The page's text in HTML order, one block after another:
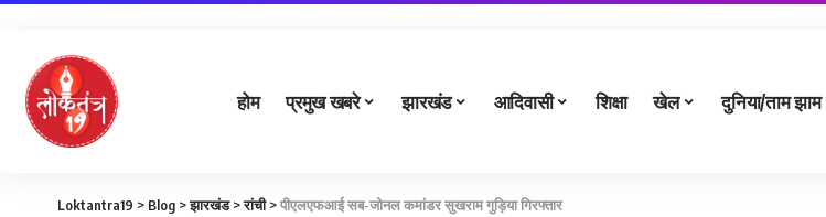
होम प्रमुख खबरे झारखंड आदिवासी शिक्षा खेल दुनिया/ताम झाम
Loktantra19 > Blog >झारखंड>रांची>पीएलएफआई सब-जोनल कमांडर सुखराम गुड़िया गिरफ्तार